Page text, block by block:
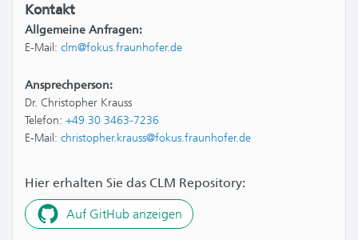
Kontakt
Allgemeine Anfragen:
E-Mail: clm@fokus.fraunhofer.de
Ansprechperson:
Dr. Christopher Krauss
Telefon: +49 30 3463-7236
E-Mail: christopher.krauss@fokus.fraunhofer.de
Hier erhalten Sie das CLM Repository:
Auf GitHub anzeigen